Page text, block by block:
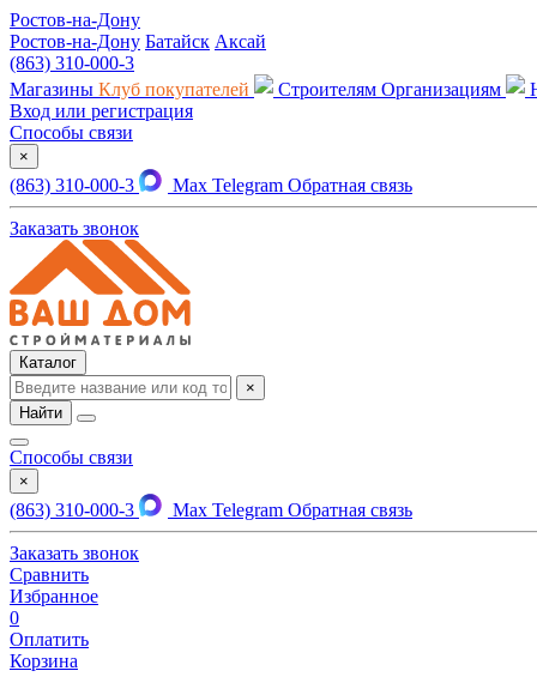
Ростов-на-Дону
Ростов-на-Дону Батайск Аксай
(863) 310-000-3
Магазины Клуб покупателей Строителям Организациям
Вход или регистрация
Способы связи
×
(863) 310-000-3 Max Telegram Обратная связь
Заказать звонок
Каталог
×
Найти
Способы связи
×
(863) 310-000-3 Max Telegram Обратная связь
Заказать звонок
Сравнить
Избранное
0
Оплатить
Корзина